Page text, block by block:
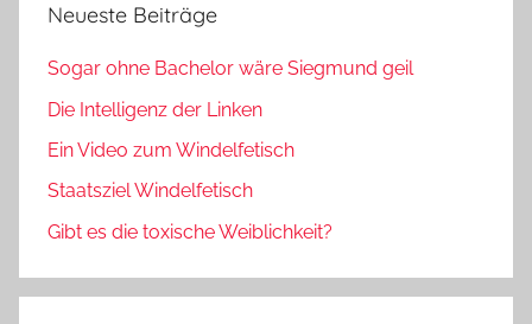
Neueste Beiträge
Sogar ohne Bachelor wäre Siegmund geil
Die Intelligenz der Linken
Ein Video zum Windelfetisch
Staatsziel Windelfetisch
Gibt es die toxische Weiblichkeit?